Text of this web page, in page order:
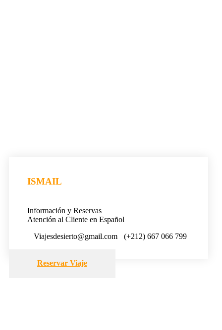
ISMAIL
Información y Reservas
Atención al Cliente en Español
Viajesdesierto@gmail.com
(+212) 667 066 799
Reservar Viaje